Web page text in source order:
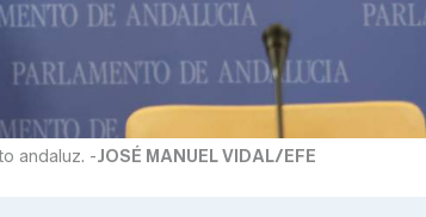
andaluz. -JOSÉ MANUEL VIDAL/EFE